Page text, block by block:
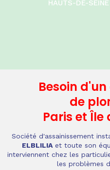
HAUTS-DE-
Besoin
de
Paris et Île
Société d'assainissement
ELBLILIA et toute son
interviennent chez les
les problèmes